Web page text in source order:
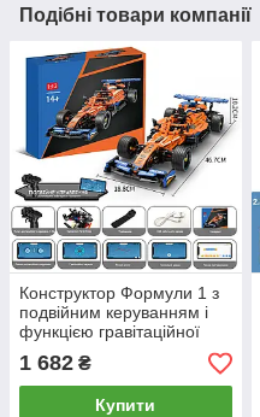
Подібні товари компанії
Конструктор Формули 1 з
подвійним керуванням і
функцією гравітаційної
індукції
1 682 ₴
Купити